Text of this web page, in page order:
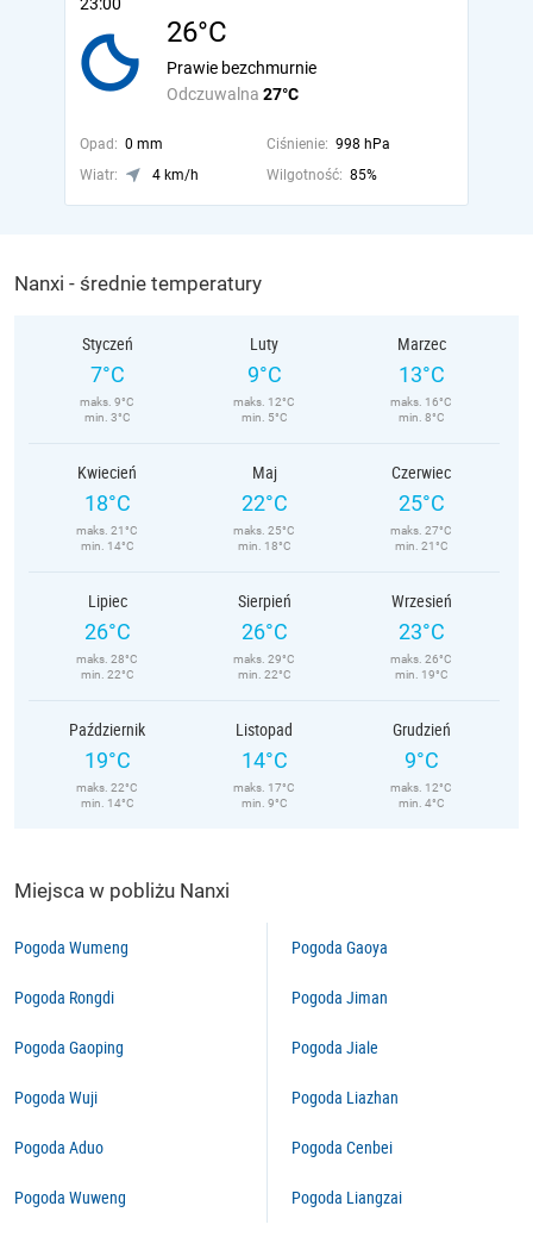
26°C
Odczuwalna 27°C
Prawie bezchmurnie
Opad: 0 mm Ciśnienie: 998 hPa
Wiatr:
4 km/h Wilgotność: 85%
Nanxi - średnie temperatury
Styczeń
7°C
maks. 9°C
min. 3°C
Luty
9°C
maks. 12°C
min. 5°C
Marzec
13°C
maks. 16°C
min. 8°C
Kwiecień
18°C
maks. 21°C
min. 14°C
Maj
22°C
maks. 25°C
min. 18°C
Czerwiec
25°C
maks. 27°C
min. 21°C
Lipiec
26°C
maks. 28°C
min. 22°C
Sierpień
26°C
maks. 29°C
min. 22°C
Wrzesień
23°C
maks. 26°C
min. 19°C
Październik
19°C
maks. 22°C
min. 14°C
Listopad
14°C
maks. 17°C
min. 9°C
Grudzień
9°C
maks. 12°C
min. 4°C
Miejsca w pobliżu Nanxi
Pogoda Wumeng
Pogoda Rongdi
Pogoda Gaoping
Pogoda Wuji
Pogoda Aduo
Pogoda Wuweng
Pogoda Gaoya
Pogoda Jiman
Pogoda Jiale
Pogoda Liazhan
Pogoda Cenbei
Pogoda Liangzai